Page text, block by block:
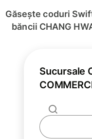
Găsește coduri
băncii CHANG
Sucursale